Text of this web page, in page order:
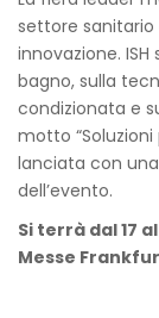
settore sanitario
innovazione.
bagno, sulla
condizionata e
motto “Soluzioni
lanciata con
dell’evento.
Si terrà dal 17
Messe